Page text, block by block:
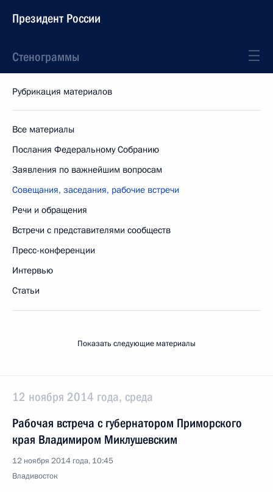
Президент России
Стенограммы
Рубрикация материалов
Все материалы
Послания Федеральному Собранию
Заявления по важнейшим вопросам
Совещания, заседания, рабочие встречи
Речи и обращения
Встречи с представителями сообществ
Пресс-конференции
Интервью
Статьи
Показать следующие материалы
12 ноября 2014 года, среда
Рабочая встреча с губернатором Приморского
края Владимиром Миклушевским
12 ноября 2014 года, 10:45
Владивосток